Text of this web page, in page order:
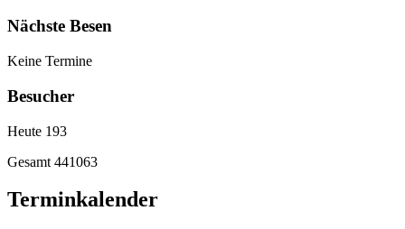
Nächste Besen
Keine Termine
Besucher
Heute 193
Gesamt 441063
Terminkalender